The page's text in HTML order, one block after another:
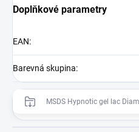
Doplňkové parametry
EAN:
Barevná skupina:
MSDS Hypnotic gel lac